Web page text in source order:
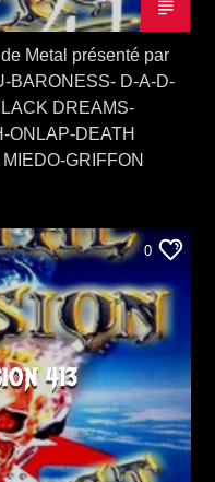
Metal présenté par
BARONESS- D-A-D-
DREAMS-
ONLAP-DEATH
GRIFFON
0
413